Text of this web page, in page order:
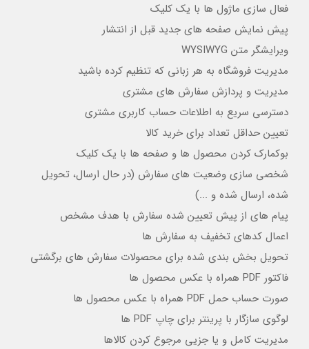
فعال سازی ماژول ها با یک کلیک
پیش نمایش صفحه های جدید قبل از انتشار
ویرایشگر متن WYSIWYG
مدیریت فروشگاه به هر زبانی که تنظیم کرده باشید
مدیریت و پردازش سفارش های مشتری
دسترسی سریع به اطلاعات حساب کاربری مشتری
تعیین حداقل تعداد برای خرید کالا
بوکمارک کردن محصول ها و صفحه ها با یک کلیک
شخصی سازی وضعیت های سفارش (در حال ارسال، تحویل
شده، ارسال شده و ...)
پیام های از پیش تعیین شده سفارش با هدف مشخص
اعمال کدهای تخفیف به سفارش ها
تحویل بخش بندی شده برای محصولات سفارش های برگشتی
فاکتور PDF همراه با عکس محصول ها
صورت حساب حمل PDF همراه با عکس محصول ها
لوگوی سازگار با پرینتر برای چاپ PDF ها
مدیریت کامل و یا جزیی مرجوع کردن کالاها